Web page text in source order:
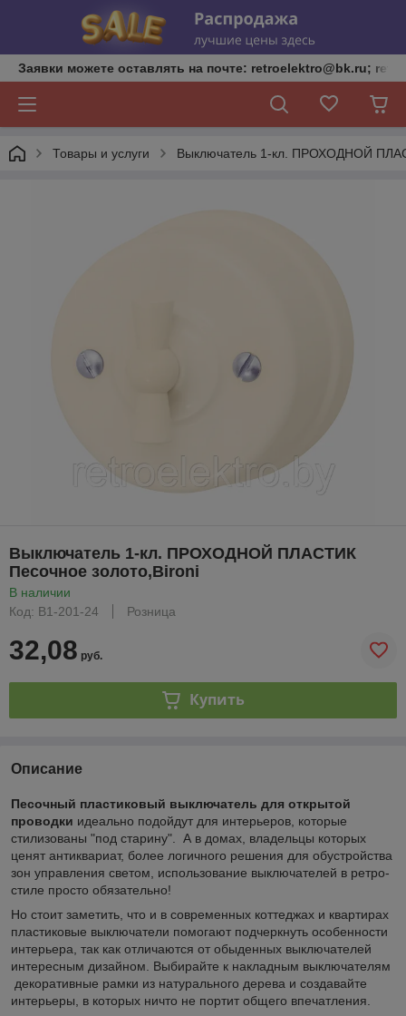
Заявки можете оставлять на почте: retroelektro@bk.ru;
Товары и услуги Выключатель 1-кл. ПРОХОДНОЙ
Выключатель 1-кл. ПРОХОДНОЙ ПЛАСТИК
Песочное золото,Bironi
В наличии
Код: B1-201-24
Розница
32,08 руб.
Купить
Описание
Песочный пластиковый выключатель для открытой
проводки идеально подойдут для интерьеров, которые
стилизованы "под старину". А в домах, владельцы которых
ценят антиквариат, более логичного решения для обустройства
зон управления светом, использование выключателей в ретро-
стиле просто обязательно!
Но стоит заметить, что и в современных коттеджах и квартирах
пластиковые выключатели помогают подчеркнуть особенности
интерьера, так как отличаются от обыденных выключателей
интересным дизайном. Выбирайте к накладным выключателям
декоративные рамки из натурального дерева и создавайте
интерьеры, в которых ничто не портит общего впечатления.